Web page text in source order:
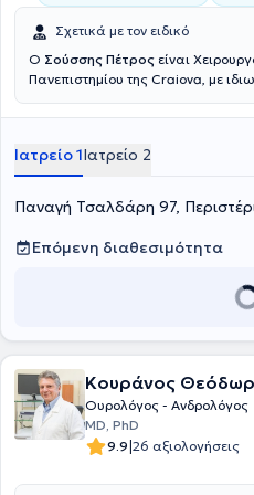
Σχετικά με τον ειδικό
Ο Σούσσης Πέτρος είναι
Πανεπιστημίου της Craiova, με
αντιμετωπίζει ουρολογικές
αντιμετώπιση καλοήθους
θεραπεία κονδυλωμάτων με
ακράτεια. Το 1990-1994 θήτευσε
Γενικού Νοσοκομείου Αθηνών
στο πρώτο Ανδρολογικό Ιατρείο σε
Ελλάδα με την καθοδήγηση του Dr.
σε παγκόσμια, πανευρωπαϊκά και
Ιατρείο 1Ιατρείο 2
Παναγή Τσαλδάρη 97,
Επόμενη διαθεσιμότητα
Κουράνος
Ουρολόγος - Ανδρολόγος
MD, PhD
9.9|26 αξιολογήσεις